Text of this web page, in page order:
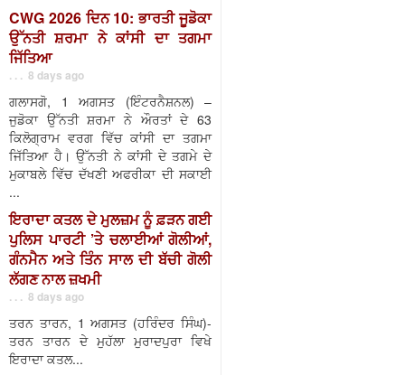
CWG 2026 ਦਿਨ 10: ਭਾਰਤੀ ਜੂਡੋਕਾ
ਉੱਨਤੀ ਸ਼ਰਮਾ ਨੇ ਕਾਂਸੀ ਦਾ ਤਗਮਾ
ਜਿੱਤਿਆ
. . . 8 days ago
ਗਲਾਸਗੋ, 1 ਅਗਸਤ (ਇੰਟਰਨੈਸ਼ਨਲ) –
ਜੁਡੋਕਾ ਉੱਨਤੀ ਸ਼ਰਮਾ ਨੇ ਔਰਤਾਂ ਦੇ 63
ਕਿਲੋਗ੍ਰਾਮ ਵਰਗ ਵਿੱਚ ਕਾਂਸੀ ਦਾ ਤਗਮਾ
ਜਿੱਤਿਆ ਹੈ। ਉੱਨਤੀ ਨੇ ਕਾਂਸੀ ਦੇ ਤਗਮੇ ਦੇ
ਮੁਕਾਬਲੇ ਵਿੱਚ ਦੱਖਣੀ ਅਫਰੀਕਾ ਦੀ ਸਕਾਈ
...
ਇਰਾਦਾ ਕਤਲ ਦੇ ਮੁਲਜ਼ਮ ਨੂੰ ਫ਼ੜਨ ਗਈ
ਪੁਲਿਸ ਪਾਰਟੀ ’ਤੇ ਚਲਾਈਆਂ ਗੋਲੀਆਂ,
ਗੰਨਮੈਨ ਅਤੇ ਤਿੰਨ ਸਾਲ ਦੀ ਬੱਚੀ ਗੋਲੀ
ਲੱਗਣ ਨਾਲ ਜ਼ਖਮੀ
. . . 8 days ago
ਤਰਨ ਤਾਰਨ, 1 ਅਗਸਤ (ਹਰਿੰਦਰ ਸਿੰਘ)-
ਤਰਨ ਤਾਰਨ ਦੇ ਮੁਹੱਲਾ ਮੁਰਾਦਪੁਰਾ ਵਿਖੇ
ਇਰਾਦਾ ਕਤਲ...